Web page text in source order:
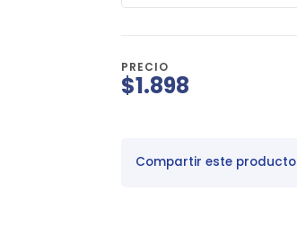
PRECIO
$1.898
Compartir este producto